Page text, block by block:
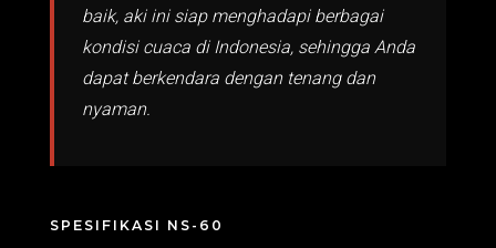
baik, aki ini siap menghadapi berbagai
kondisi cuaca di Indonesia, sehingga Anda
dapat berkendara dengan tenang dan
nyaman.
SPESIFIKASI NS-60